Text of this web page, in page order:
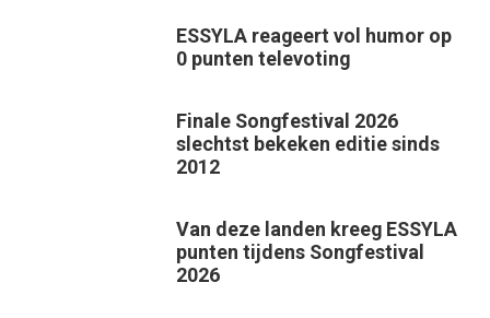
ESSYLA reageert vol humor op
0 punten televoting
Finale Songfestival 2026
slechtst bekeken editie sinds
2012
Van deze landen kreeg ESSYLA
punten tijdens Songfestival
2026